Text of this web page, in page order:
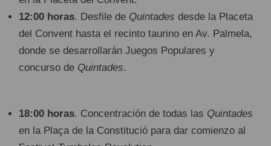
12:00 horas. Desfile de Quintades desde la Placeta
del Convent hasta el recinto taurino en Av. Palmela,
donde se desarrollarán Juegos Populares y
concurso de Quintades.
18:00 horas. Concentración de todas las Quintades
en la Plaça de la Constitució para dar comienzo al